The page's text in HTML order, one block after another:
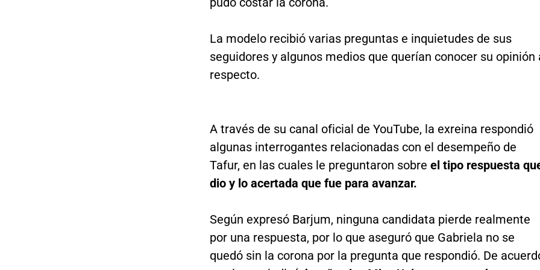
La modelo recibió varias preguntas e inquietudes de sus
seguidores y algunos medios que querían conocer su opinión
respecto.
A través de su canal oficial de YouTube, la exreina respondió
algunas interrogantes relacionadas con el desempeño de
Tafur, en las cuales le preguntaron sobre el tipo respuesta
dio y lo acertada que fue para avanzar.
Según expresó Barjum, ninguna candidata pierde realmente
por una respuesta, por lo que aseguró que Gabriela no se
quedó sin la corona por la pregunta que respondió. De